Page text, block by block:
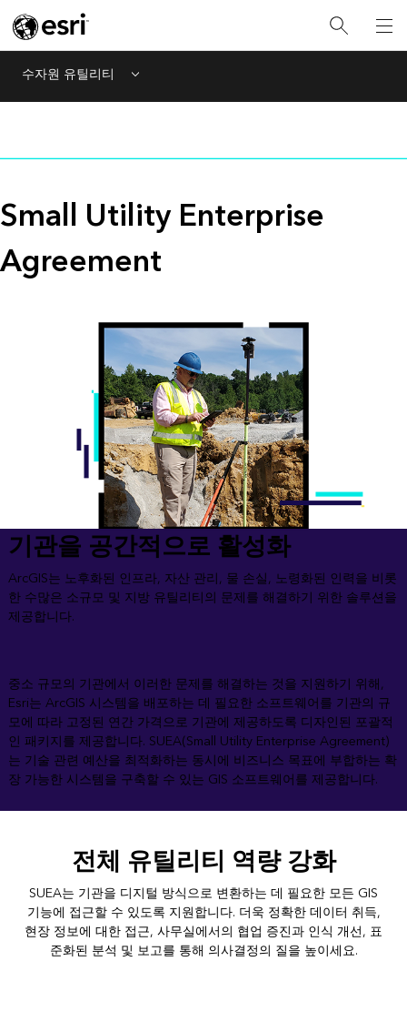
수자원 유틸리티 Menu
Small Utility Enterprise
Agreement
기관을 공간적으로 활성화
ArcGIS는 노후화된 인프라, 자산 관리, 물 손실, 노령화된 인력을 비롯
한 수많은 소규모 및 지방 유틸리티의 문제를 해결하기 위한 솔루션을
제공합니다.
중소 규모의 기관에서 이러한 문제를 해결하는 것을 지원하기 위해,
Esri는 ArcGIS 시스템을 배포하는 데 필요한 소프트웨어를 기관의 규
모에 따라 고정된 연간 가격으로 기관에 제공하도록 디자인된 포괄적
인 패키지를 제공합니다. SUEA(Small Utility Enterprise Agreement)
는 기술 관련 예산을 최적화하는 동시에 비즈니스 목표에 부합하는 확
장 가능한 시스템을 구축할 수 있는 GIS 소프트웨어를 제공합니다.
전체 유틸리티 역량 강화
SUEA는 기관을 디지털 방식으로 변환하는 데 필요한 모든 GIS
기능에 접근할 수 있도록 지원합니다. 더욱 정확한 데이터 취득,
현장 정보에 대한 접근, 사무실에서의 협업 증진과 인식 개선, 표
준화된 분석 및 보고를 통해 의사결정의 질을 높이세요.